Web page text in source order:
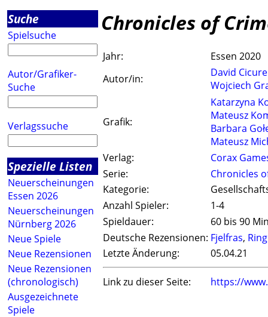
Suche
Spielsuche
Autor/Grafiker-
Suche
Verlagssuche
Spezielle Listen
Neuerscheinungen
Essen 2026
Neuerscheinungen
Nürnberg 2026
Neue Spiele
Neue Rezensionen
Neue Rezensionen
(chronologisch)
Ausgezeichnete
Spiele
Chronicles of
Jahr:
Essen 2020
Autor/in:
David
Wojciech
Grafik:
Katarzyna
Mateusz
Barbara
Mateusz
Verlag:
Corax
Serie:
Chronicles
Kategorie:
Anzahl Spieler:
1-4
Spieldauer:
60 bis 90
Deutsche Rezensionen: Fjelfras,
Letzte Änderung:
05.04.21
Link zu dieser Seite: https://